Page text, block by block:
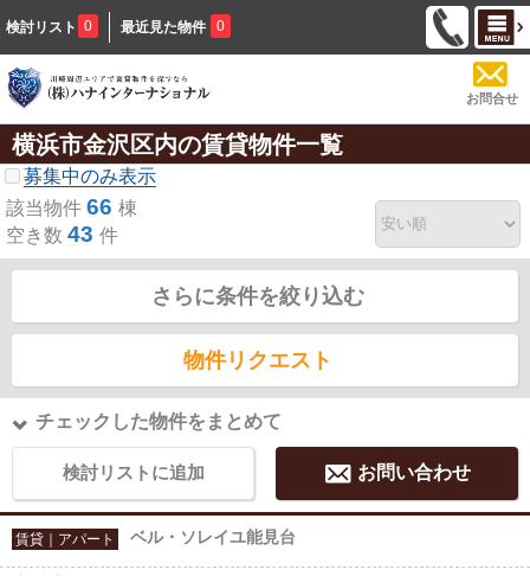
検討リスト 0 最近見た物件 0
お問合せ
横浜市金沢区内の賃貸物件一覧
募集中のみ表示
該当物件 66 棟
空き数 43 件
さらに条件を絞り込む
物件リクエスト
チェックした物件をまとめて
検討リストに追加 お問い合わせ
賃貸｜アパート ベル・ソレイユ能見台